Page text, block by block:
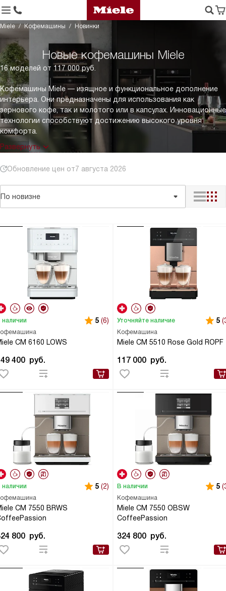
Miele Кофемашины Новинки
Новые кофемашины Miele
16 моделей от 117 000 руб.
Кофемашины Miele — изящное и функциональное дополнение
интерьера. Они предназначены для использования как
зернового кофе, так и молотого или в капсулах. Инновационные
технологии способствуют достижению высокого уровня
комфорта.
Развернуть
Обновление цен от7 августа 2026
По новизне
CM 6160 LOWS
наличии 5 (6)
400 руб.
Кофемашина
Miele CM 5510 Rose Gold ROPF
Уточняйте наличие 5
117 000 руб.
CM 7550 BRWS
наличии 5 (2)
800 руб.
Кофемашина
Miele CM 7550 OBSW
CoffeePassion
В наличии 5
324 800 руб.